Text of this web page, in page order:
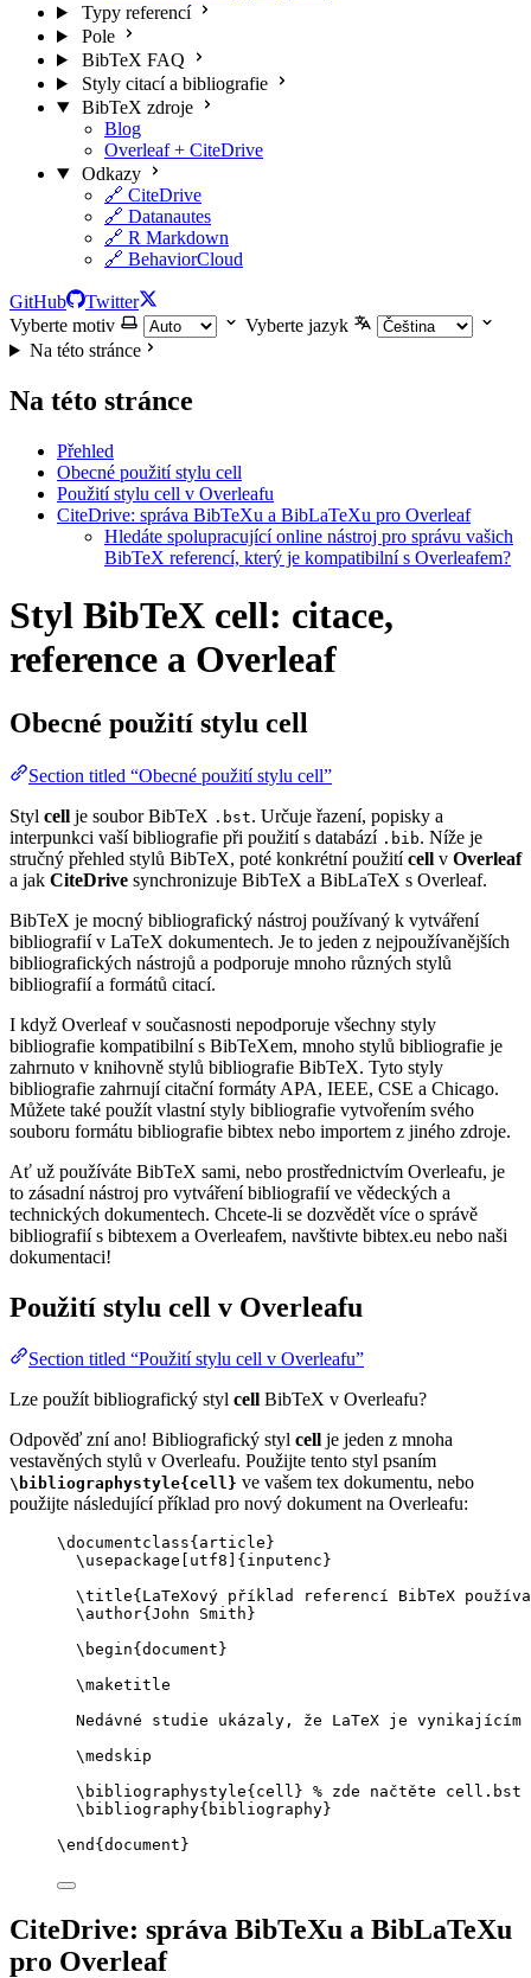
Typy referencí
Pole
BibTeX FAQ
Styly citací a bibliografie
BibTeX zdroje
Blog
Overleaf + CiteDrive
Odkazy
🔗 CiteDrive
🔗 Datanautes
🔗 R Markdown
🔗 BehaviorCloud
GitHub
Twitter
Vyberte motiv
Vyberte jazyk
Na této stránce
Na této stránce
Přehled
Obecné použití stylu cell
Použití stylu cell v Overleafu
CiteDrive: správa BibTeXu a BibLaTeXu pro Overleaf
Hledáte spolupracující online nástroj pro správu vašich
BibTeX referencí, který je kompatibilní s Overleafem?
Styl BibTeX cell: citace,
reference a Overleaf
Obecné použití stylu cell
Section titled “Obecné použití stylu cell”
Styl cell je soubor BibTeX .bst. Určuje řazení, popisky a
interpunkci vaší bibliografie při použití s databází .bib. Níže je
stručný přehled stylů BibTeX, poté konkrétní použitícell v Overleaf
a jak CiteDrive synchronizuje BibTeX a BibLaTeX s Overleaf.
BibTeX je mocný bibliografický nástroj používaný k vytváření
bibliografií v LaTeX dokumentech. Je to jeden z nejpoužívanějších
bibliografických nástrojů a podporuje mnoho různých stylů
bibliografií a formátů citací.
I když Overleaf v současnosti nepodporuje všechny styly
bibliografie kompatibilní s BibTeXem, mnoho stylů bibliografie je
zahrnuto v knihovně stylů bibliografie BibTeX. Tyto styly
bibliografie zahrnují citační formáty APA, IEEE, CSE a Chicago.
Můžete také použít vlastní styly bibliografie vytvořením svého
souboru formátu bibliografie bibtex nebo importem z jiného zdroje.
Ať už používáte BibTeX sami, nebo prostřednictvím Overleafu, je
to zásadní nástroj pro vytváření bibliografií ve vědeckých a
technických dokumentech. Chcete-li se dozvědět více o správě
bibliografií s bibtexem a Overleafem, navštivte bibtex.eu nebo naši
dokumentaci!
Použití stylu cell v Overleafu
Section titled “Použití stylu cell v Overleafu”
Lze použít bibliografický styl cell BibTeX v Overleafu?
Odpověď zní ano! Bibliografický styl cell je jeden z mnoha
vestavěných stylů v Overleafu. Použijte tento styl psaním
\bibliographystyle{cell} ve vašem tex dokumentu, nebo
použijte následující příklad pro nový dokument na Overleafu:
\documentclass{ article }
\usepackage
utf8 ]{ inputenc }
\title{LaTeXový příklad referencí BibTeX
\author{John Smith}
\begin{ document }
\maketitle
Nedávné studie ukázaly, že LaTeX je vynikajícím
\medskip
\bibliographystyle{cell} % zde načtěte cell.bst
\bibliography{bibliography}
\end { document }
CiteDrive: správa BibTeXu a BibLaTeXu
pro Overleaf